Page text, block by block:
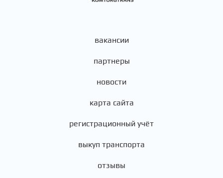
вакансии
партнеры
новости
карта сайта
регистрационный учёт
выкуп транспорта
отзывы